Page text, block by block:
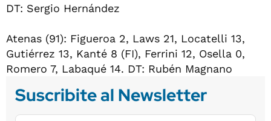
DT: Sergio Hernández
Atenas (91): Figueroa 2, Laws 21, Locatelli 13,
Gutiérrez 13, Kanté 8 (FI), Ferrini 12, Osella 0,
Romero 7, Labaqué 14. DT: Rubén Magnano
Suscribite al Newsletter